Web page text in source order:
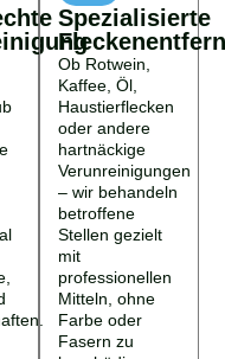
Spezialisierte
Ob Rotwein,
Kaffee, Öl,
Haustierflecken
oder andere
hartnäckige
Verunreinigungen
– wir behandeln
betroffene
Stellen gezielt
mit
professionellen
Mitteln, ohne
Farbe oder
Fasern zu